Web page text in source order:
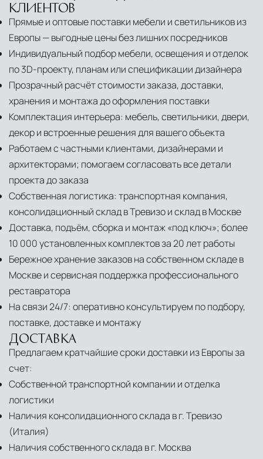
КЛИЕНТОВ
Прямые и оптовые поставки мебели и светильников из
Европы — выгодные цены без лишних посредников
Индивидуальный подбор мебели, освещения и отделок
по 3D-проекту, планам или спецификации дизайнера
Прозрачный расчёт стоимости заказа, доставки,
хранения и монтажа до оформления поставки
Комплектация интерьера: мебель, светильники, двери,
декор и встроенные решения для вашего объекта
Работаем с частными клиентами, дизайнерами и
архитекторами; помогаем согласовать все детали
проекта до заказа
Собственная логистика: транспортная компания,
консолидационный склад в Тревизо и склад в Москве
Доставка, подъём, сборка и монтаж «под ключ»; более
10 000 установленных комплектов за 20 лет работы
Бережное хранение заказов на собственном складе в
Москве и сервисная поддержка профессионального
реставратора
На связи 24/7: оперативно консультируем по подбору,
поставке, доставке и монтажу
ДОСТАВКА
Предлагаем кратчайшие сроки доставки из Европы за
счет:
Собственной транспортной компании и отделка
логистики
Наличия консолидационного склада в г. Тревизо
(Италия)
Наличия собственного склада в г. Москва